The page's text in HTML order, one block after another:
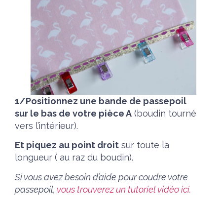
1/Positionnez une bande de passepoil
sur le bas de votre pièce A (boudin tourné
vers l’intérieur).
Et piquez au point droit sur toute la
longueur ( au raz du boudin).
Si vous avez besoin d’aide pour coudre votre
passepoil, vous trouverez un tutoriel vidéo ici.